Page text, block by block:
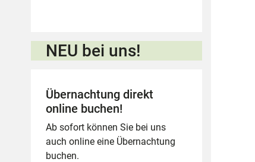
NEU bei uns!
Übernachtung direkt
online buchen!
Ab sofort können Sie bei uns
auch online eine Übernachtung
buchen.